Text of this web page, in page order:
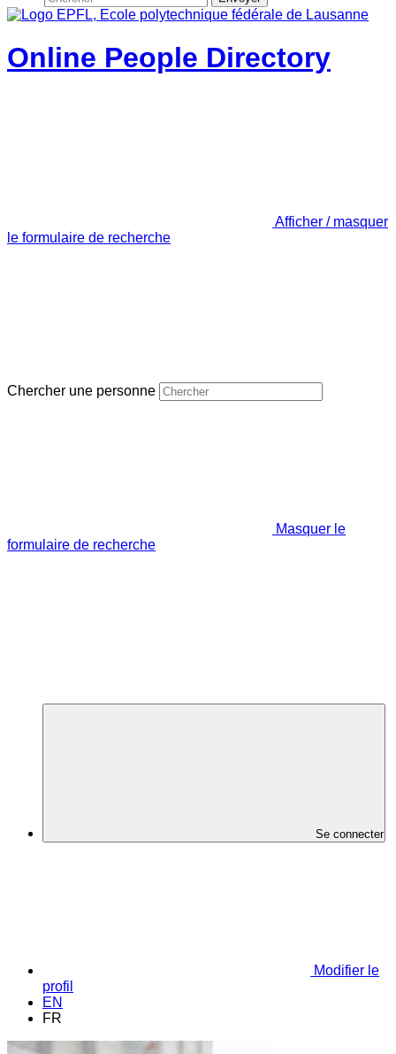
Online People Directory
Afficher / masquer
le formulaire de recherche
Chercher une personne
Masquer le
formulaire de recherche
Se connecter
Modifier le
profil
EN
FR